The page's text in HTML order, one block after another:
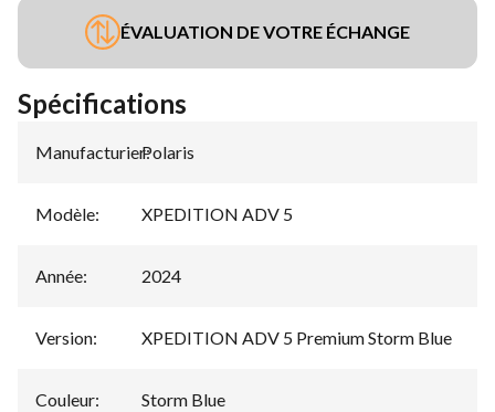
ÉVALUATION DE VOTRE ÉCHANGE
Spécifications
Manufacturier:
Polaris
Modèle: XPEDITION ADV 5
Année: 2024
Version: XPEDITION ADV 5 Premium Storm Blue
Couleur: Storm Blue